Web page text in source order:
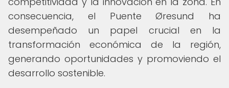
consecuencia, el Puente Øresund ha
desempeñado un papel crucial en la
transformación económica de la región,
generando oportunidades y promoviendo el
desarrollo sostenible.